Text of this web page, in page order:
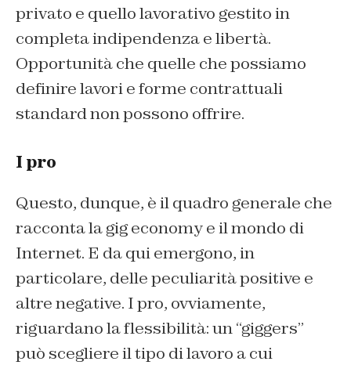
privato e quello lavorativo gestito in
completa indipendenza e libertà.
Opportunità che quelle che possiamo
definire lavori e forme contrattuali
standard non possono offrire.
I pro
Questo, dunque, è il quadro generale che
racconta la gig economy e il mondo di
Internet. E da qui emergono, in
particolare, delle peculiarità positive e
altre negative. I pro, ovviamente,
riguardano la flessibilità: un“giggers”
può scegliere il tipo di lavoro a cui